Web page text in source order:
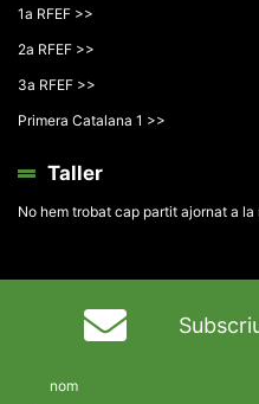
1a RFEF >>
2a RFEF >>
3a RFEF >>
Primera Catalana 1 >>
Taller
No hem trobat cap partit ajornat a la